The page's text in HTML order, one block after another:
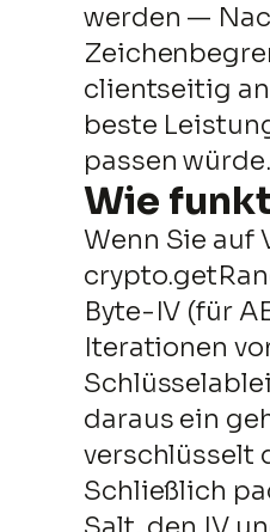
werden —
clientseitig
beste
passen würde.
Wie
Wenn Sie auf
Byte-IV (für
Iterationen
daraus ein
verschlüsselt
Schließlich